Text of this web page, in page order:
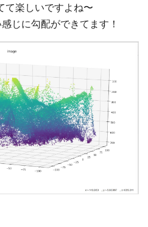
て楽しいですよね〜
じに勾配ができてます！